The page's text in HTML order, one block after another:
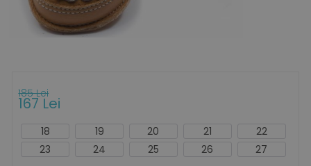
185 Lei
167 Lei
18 19 20 21
22
23
24 25 26 27